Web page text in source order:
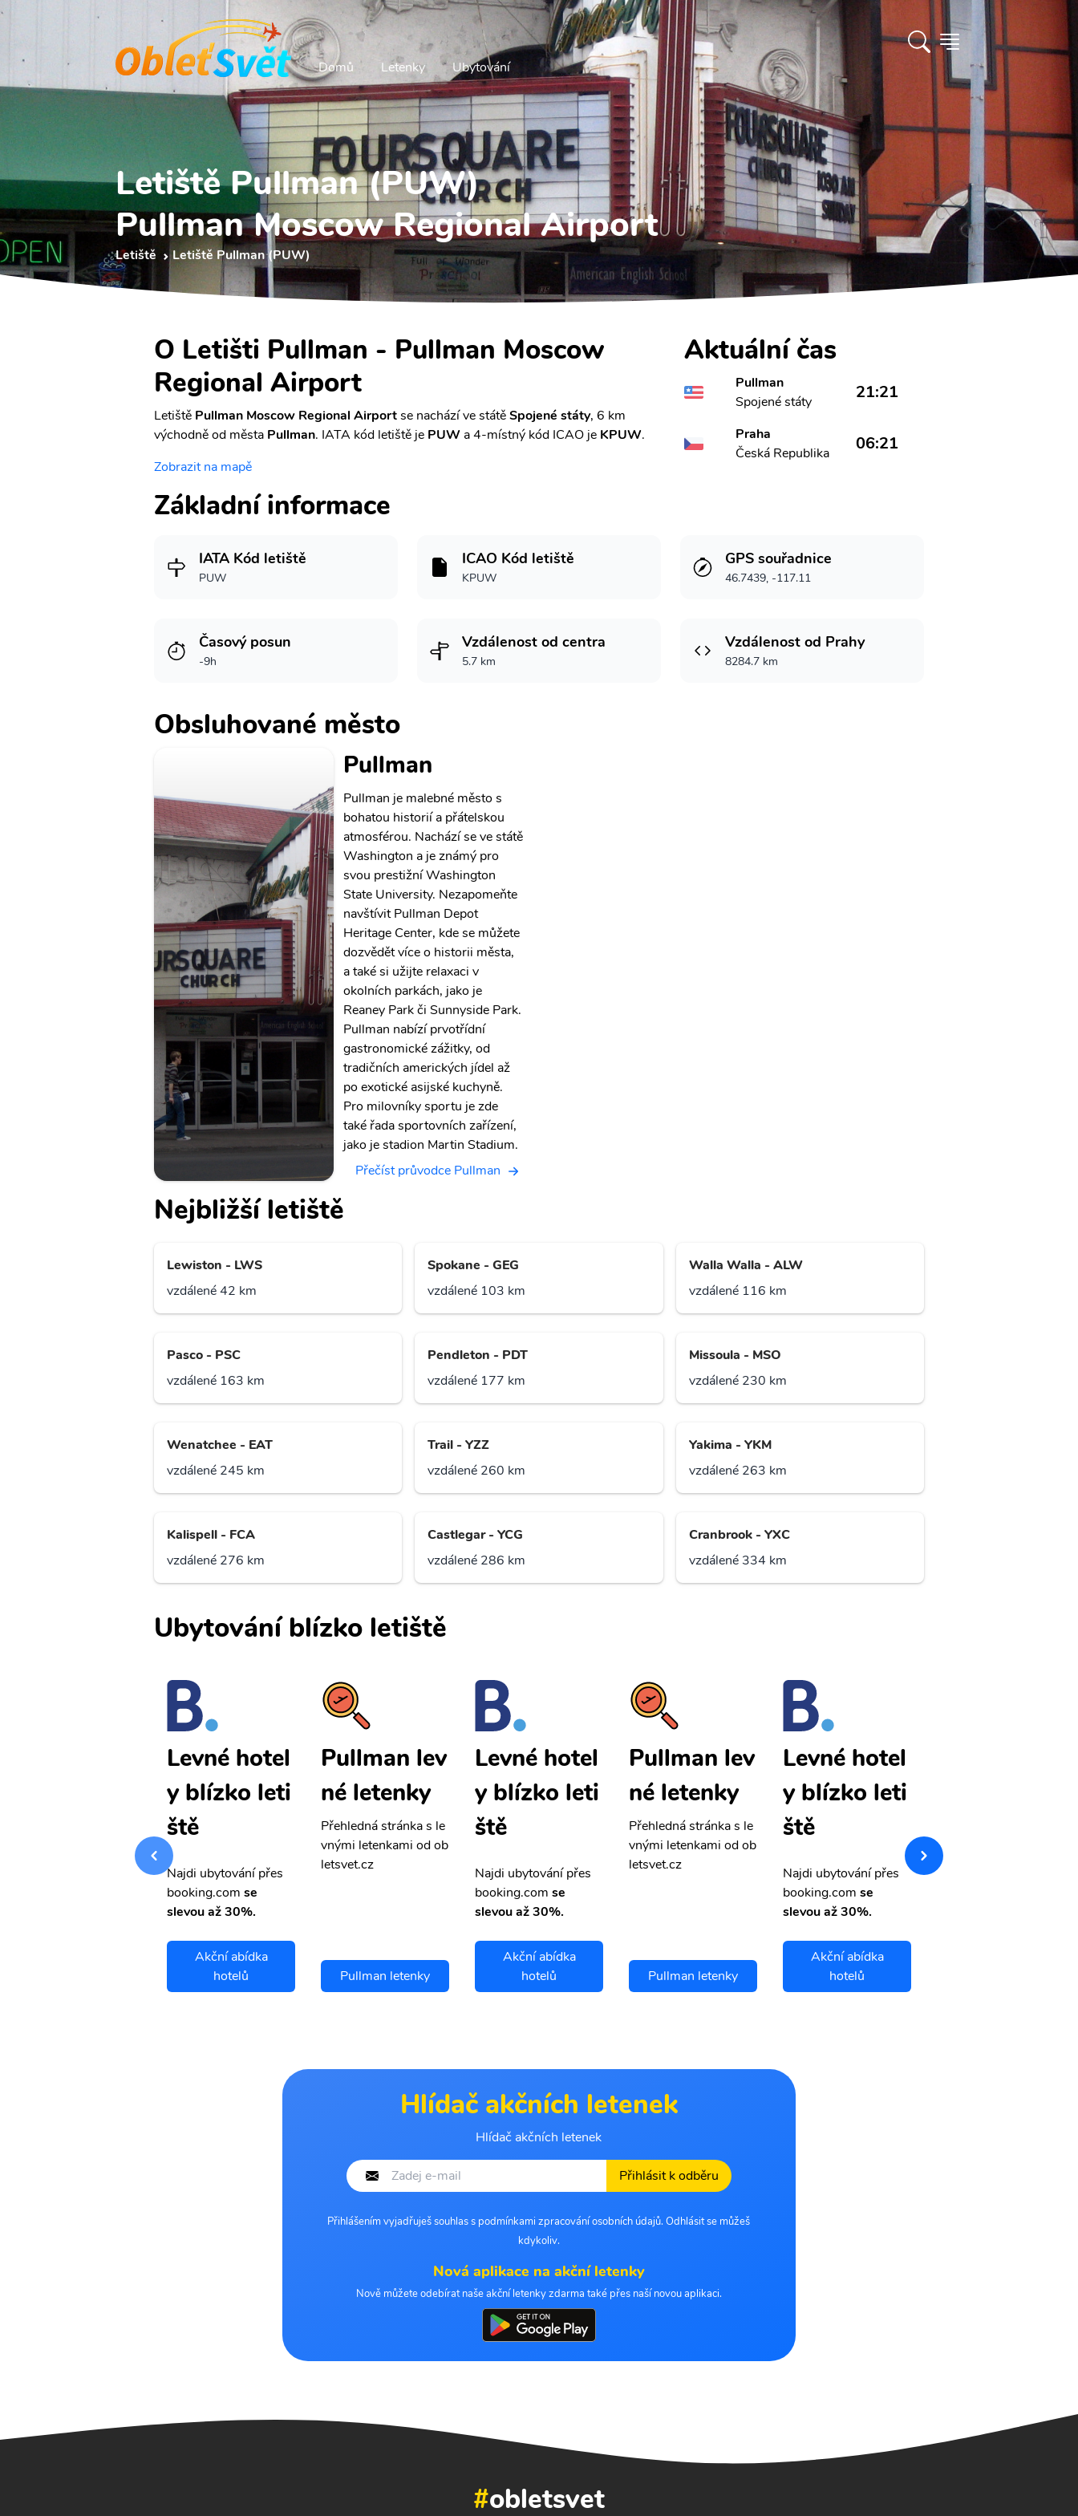
Domů Letenky Ubytování
Letiště Pullman (PUW)
Pullman Moscow Regional Airport
Letiště Letiště Pullman (PUW)
O Letišti Pullman - Pullman Moscow
Regional Airport
Letiště Pullman Moscow Regional Airportse nachází ve státěSpojené státy, 6 km
východně od města Pullman. IATA kód letiště je PUW a 4-místný kód ICAO je KPUW.
Zobrazit na mapě
Aktuální čas
Pullman
Spojené státy
21:21
Praha
Česká Republika
06:21
Základní informace
IATA Kód letiště
PUW
ICAO Kód letiště
KPUW
GPS souřadnice
46.7439, -117.11
Časový posun
-9h
Vzdálenost od centra
5.7 km
Vzdálenost od Prahy
8284.7 km
Obsluhované město
Pullman
Pullman je malebné město s
bohatou historií a přátelskou
atmosférou. Nachází se ve státě
Washington a je známý pro
svou prestižní Washington
State University. Nezapomeňte
navštívit Pullman Depot
Heritage Center, kde se můžete
dozvědět více o historii města,
a také si užijte relaxaci v
okolních parkách, jako je
Reaney Park či Sunnyside Park.
Pullman nabízí prvotřídní
gastronomické zážitky, od
tradičních amerických jídel až
po exotické asijské kuchyně.
Pro milovníky sportu je zde
také řada sportovních zařízení,
jako je stadion Martin Stadium.
Přečíst průvodce Pullman
Nejbližší letiště
Lewiston - LWS
vzdálené 42 km
Spokane - GEG
vzdálené 103 km
Walla Walla - ALW
vzdálené 116 km
Pasco - PSC
vzdálené 163 km
Pendleton - PDT
vzdálené 177 km
Missoula - MSO
vzdálené 230 km
Wenatchee - EAT
vzdálené 245 km
Trail - YZZ
vzdálené 260 km
Yakima - YKM
vzdálené 263 km
Kalispell - FCA
vzdálené 276 km
Castlegar - YCG
vzdálené 286 km
Cranbrook - YXC
vzdálené 334 km
Ubytování blízko letiště
vnými letenkami od ob
Levné hotel
y blízko leti
ště
Najdi ubytování přes
booking.com se
slevou až 30%.
Akční abídka
hotelů
Pullman lev
né letenky
Přehledná stránka s le
vnými letenkami od ob
letsvet.cz
Pullman letenky
Levné hotel
y blízko leti
ště
Najdi ubytování přes
booking.com se
slevou až 30%.
Akční abídka
hotelů
Pullman lev
né letenky
Přehledná stránka s le
vnými letenkami od ob
letsvet.cz
Pullman letenky
Levné hotel
y blízko leti
ště
Najdi ubytování přes
booking.com se
slevou až 30%.
Akční abídka
hotelů
vnými letenkami od ob
letsvet.cz
Hlídač akčních letenek
Hlídač akčních letenek
Přihlásit k odběru
Přihlášením vyjadřuješ souhlas s podmínkami zpracování osobních údajů. Odhlásit se můžeš
kdykoliv.
Nová aplikace na akční letenky
Nově můžete odebírat naše akční letenky zdarma také přes naší novou aplikaci.
#obletsvet